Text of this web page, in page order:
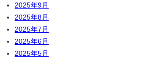
2025年9月
2025年8月
2025年7月
2025年6月
2025年5月